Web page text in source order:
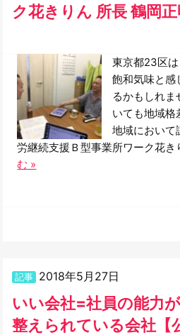
ク花きりん 所長 鶴岡正
東京都23区
飽和気味と感
るかもしれま
いても地域格
地域において
労継続支援Ｂ型事業所ワーク花
む »
記事 2018年5月27日
いい会社=社員の能力
整えられている会社【